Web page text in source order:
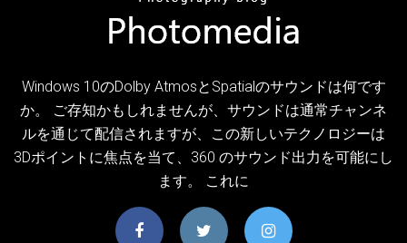
Windows 10のDolby AtmosとSpatialのサウンドは何です
か。 ご存知かもしれませんが、サウンドは通常チャンネ
ルを通じて配信されますが、この新しいテクノロジーは
3Dポイントに焦点を当て、360 のサウンド出力を可能にし
ます。 これに